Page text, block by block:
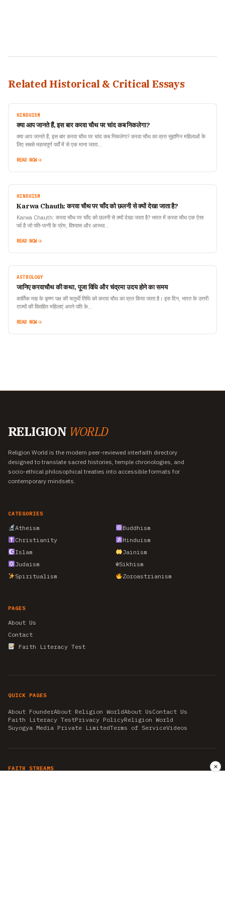
Related Historical & Critical Essays
HINDUISM
क्या आप जानते हैं, इस बार करवा चौथ पर चांद कब निकलेगा?
क्या आप जानते हैं, इस बार करवा चौथ पर चांद कब निकलेगा? करवा चौथ का व्रत सुहागिन महिलाओं के
लिए सबसे महत्वपूर्ण पर्वों में से एक माना जाता…
READ NOW
HINDUISM
Karwa Chauth: करवा चौथ पर चाँद को छलनी से क्यों देखा जाता है?
Karwa Chauth: करवा चौथ पर चाँद को छलनी से क्यों देखा जाता है? भारत में करवा चौथ एक ऐसा
पर्व है जो पति-पत्नी के प्रेम, विश्वास और आस्था…
READ NOW
ASTROLOGY
जानिए करवाचौथ की कथा, पूजा विधि और चंद्रमा उदय होने का समय
कार्तिक माह के कृष्ण पक्ष की चतुर्थी तिथि को करवा चौथ का व्रत किया जाता है। इस दिन, भारत के उत्तरी
राज्यों की विवाहित महिलाएं अपने पति के…
READ NOW
RELIGION WORLD
Religion World is the modern peer-reviewed interfaith directory
designed to translate sacred histories, temple chronologies, and
socio-ethical philosophical treaties into accessible formats for
contemporary mindsets.
CATEGORIES
Atheism
Buddhism
Christianity
Hinduism
Islam
Jainism
Judaism
☬Sikhism
Spiritualism
Zoroastrianism
PAGES
About Us
Contact
Faith Literacy Test
QUICK PAGES
About FounderAbout Religion WorldAbout UsContact Us
Faith Literacy TestPrivacy PolicyReligion World
Suyogya Media Private LimitedTerms of ServiceVideos
FAITH STREAMS ✕